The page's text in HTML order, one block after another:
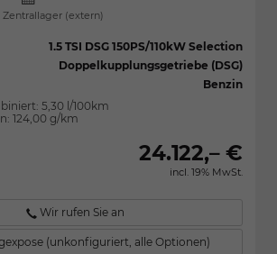
Zentrallager (extern)
1.5 TSI DSG 150PS/110kW Selection
Doppelkupplungsgetriebe (DSG)
Benzin
5,30 l/100km
124,00 g/km
24.122,– €
incl. 19% MwSt.
Wir rufen Sie an
(unkonfiguriert, alle Optionen)